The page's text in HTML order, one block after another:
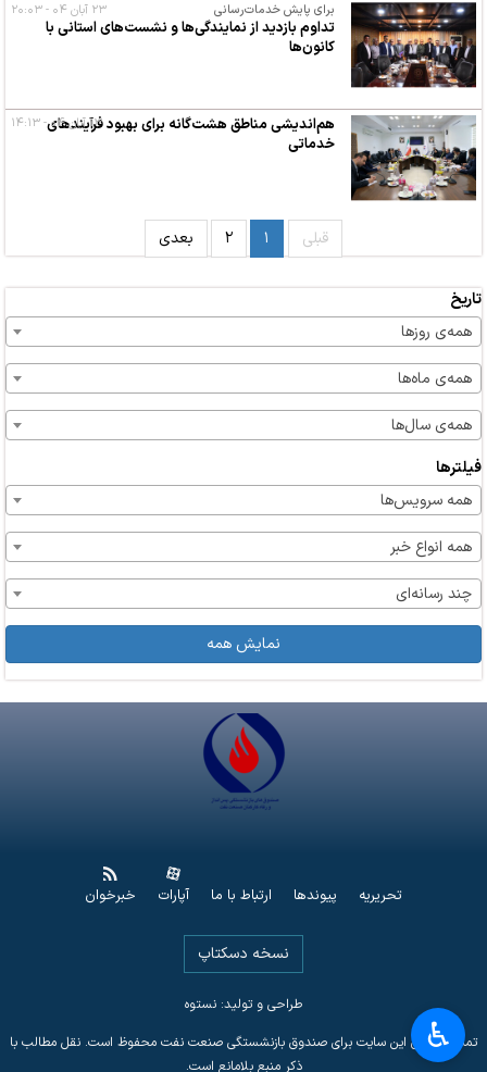
برای پایش خدمات‌رسانی
تداوم بازدید از نمایندگی‌ها و نشست‌های استانی با
کانون‌ها
۲۳ آبان ۰۴ - ۲۰:۰۳
هم‌اندیشی مناطق هشت‌گانه برای بهبود فرآیندهای
خدماتی
۱۳ آبان ۰۴ - ۱۴:۱۳
قبلی ۱ ۲ بعدی
تاریخ
همه‌ی روزها
همه‌ی ماه‌ها
همه‌ی سال‌ها
فیلترها
همه سرویس‌ها
همه انواع خبر
چند رسانه‌ای
نمایش همه
تحریریه پیوندها ارتباط با ما آپارات خبرخوان
نسخه دسکتاپ
طراحی و تولید: نستوه
تمامی حقوق این سایت برای صندوق بازنشستگی صنعت نفت محفوظ است. نقل مطالب با
ذکر منبع بلامانع است.
♿︎